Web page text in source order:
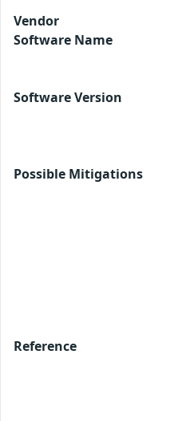
Vendor
Software Name
Software Version
Possible Mitigations
Reference